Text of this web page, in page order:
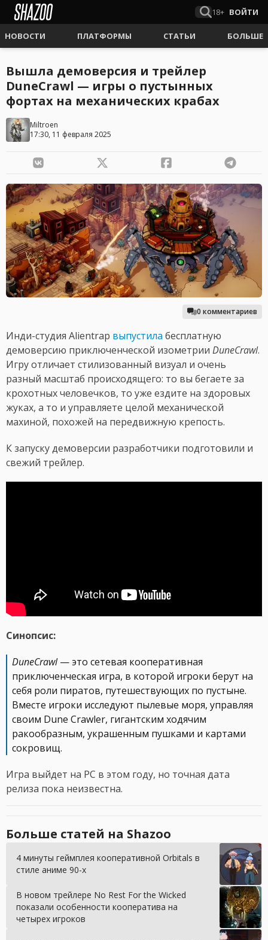
18+ ВОЙТИ
НОВОСТИ ПЛАТФОРМЫ СТАТЬИ БОЛЬШЕ
Вышла демоверсия и трейлер
DuneCrawl — игры о пустынных
фортах на механических крабах
Miltroen
17:30, 11 февраля 2025
0 комментариев
Инди-студия Alientrap выпустила бесплатную
демоверсию приключенческой изометрии DuneCrawl.
Игру отличает стилизованный визуал и очень
разный масштаб происходящего: то вы бегаете за
крохотных человечков, то уже ездите на здоровых
жуках, а то и управляете целой механической
махиной, похожей на передвижную крепость.
К запуску демоверсии разработчики подготовили и
свежий трейлер.
Синопсис:
DuneCrawl— это сетевая кооперативная
приключенческая игра, в которой игроки берут на
себя роли пиратов, путешествующих по пустыне.
Вместе игроки исследуют пылевые моря, управляя
своим Dune Crawler, гигантским ходячим
ракообразным, украшенным пушками и картами
сокровищ.
Игра выйдет на PC в этом году, но точная дата
релиза пока неизвестна.
Больше статей на Shazoo
4 минуты геймплея кооперативной Orbitals в
стиле аниме 90-х
В новом трейлере No Rest For the Wicked
показали особенности кооператива на
четырех игроков